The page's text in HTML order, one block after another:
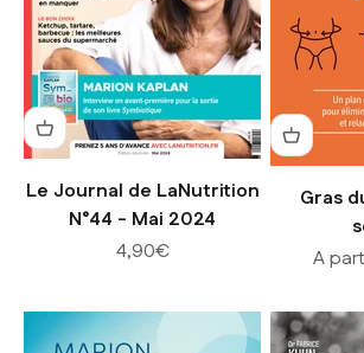
Le Journal de LaNutrition
N°44 - Mai 2024
Prix de vente
4,90€
Gras
Prix
A